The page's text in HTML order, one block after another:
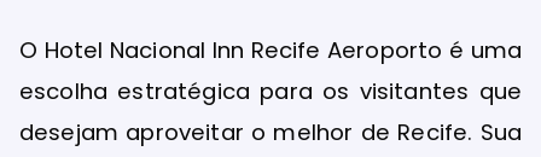
O Hotel Nacional Inn Recife Aeroporto é uma
escolha estratégica para os visitantes que
desejam aproveitar o melhor de Recife. Sua